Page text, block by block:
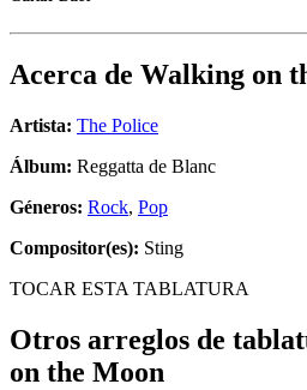
Acerca de Walking on
Artista: The Police
Álbum: Reggatta de Blanc
Géneros: Rock, Pop
Compositor(es): Sting
TOCAR ESTA TABLATURA
Otros arreglos de
on the Moon